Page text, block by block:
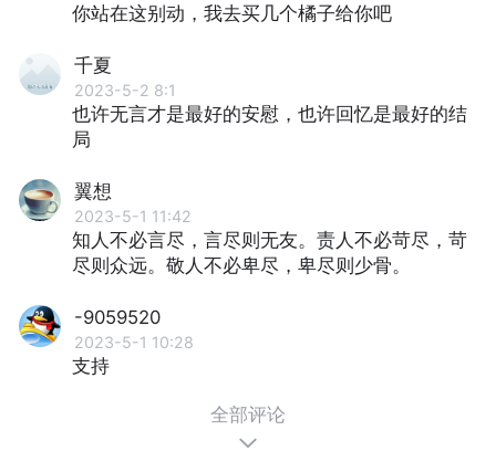
你站在这别动，我去买几个橘子给你吧
千夏
2023-5-2 8:1
也许⽆⾔才是最好的安慰，也许回忆是最好的结
局
翼想
2023-5-1 11:42
知人不必言尽，言尽则无友。责人不必苛尽，苛
尽则众远。敬人不必卑尽，卑尽则少骨。
-9059520
2023-5-1 10:28
支持
全部评论